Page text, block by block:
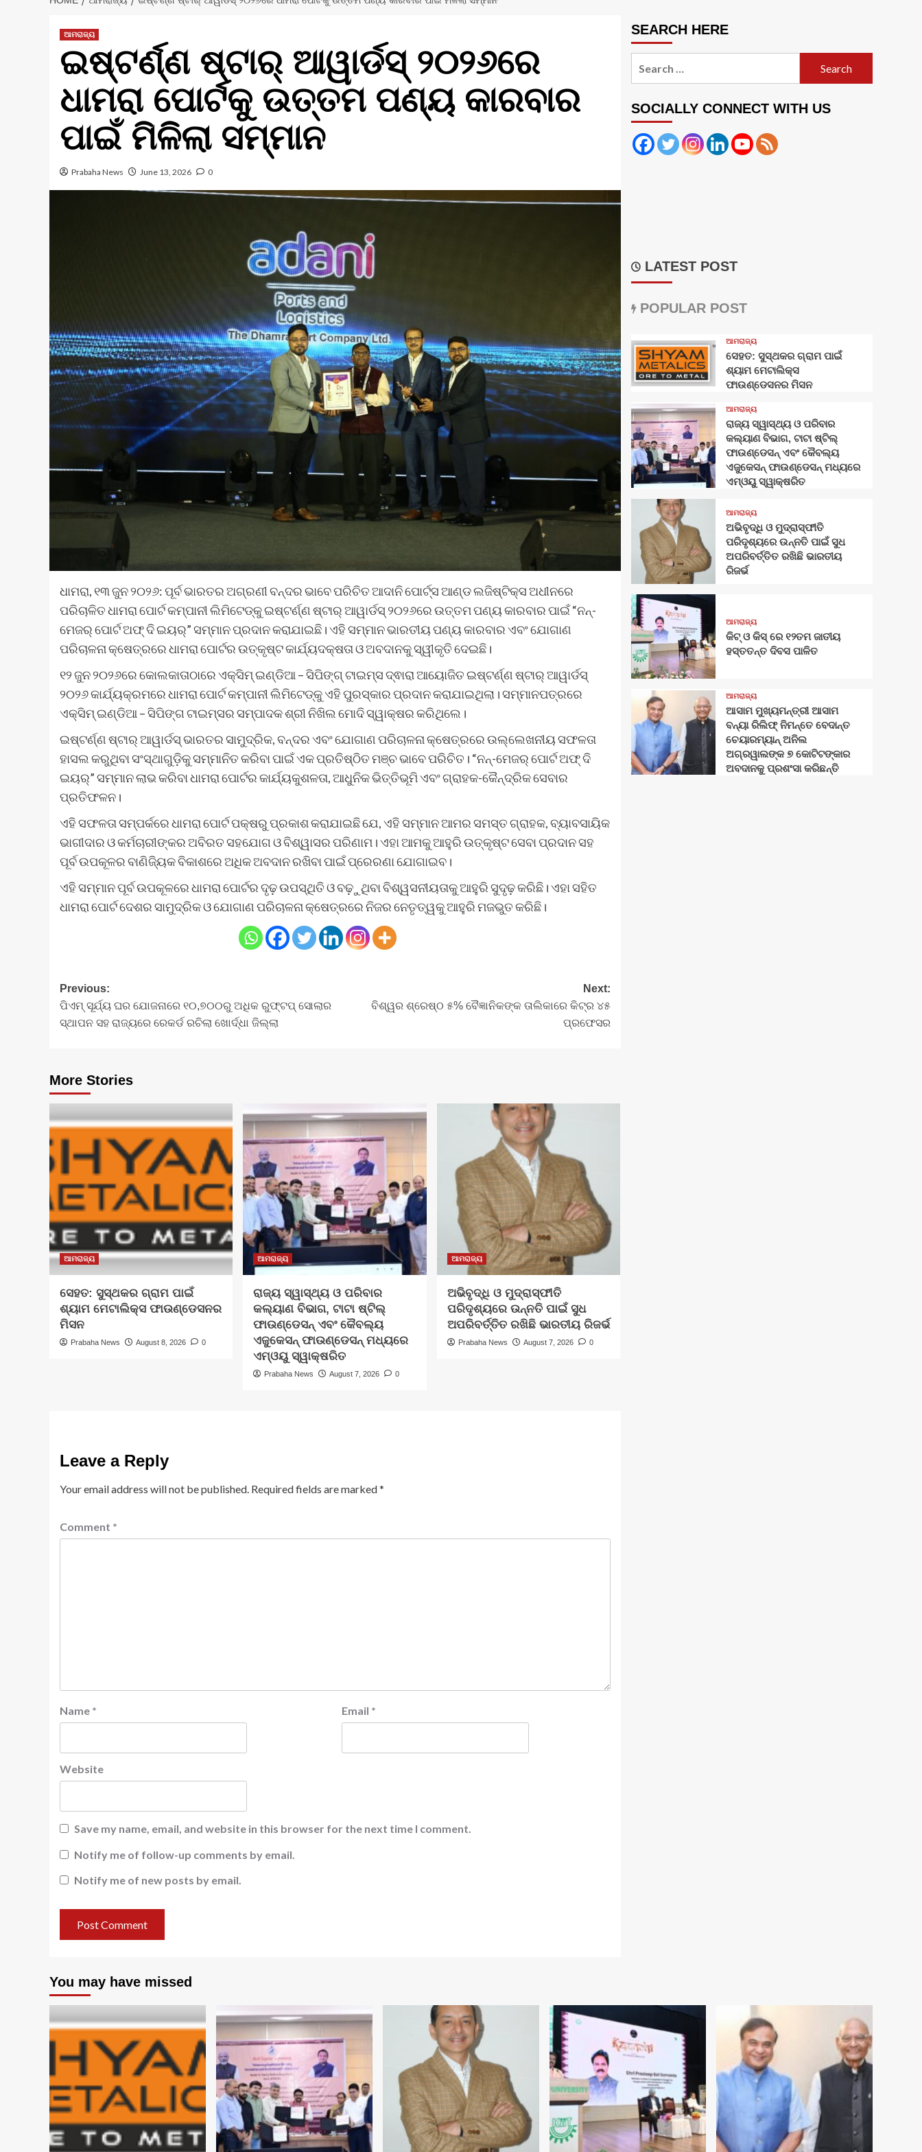
ଆମରାଜ୍ୟ
ଇଷ୍ଟର୍ଣ୍ଣ ଷ୍ଟାର୍ ଆୱାର୍ଡସ୍ ୨୦୨୬ରେ
ଧାମରା ପୋର୍ଟକୁ ଉତ୍ତମ ପଣ୍ୟ କାରବାର
ପାଇଁ ମିଳିଲା ସମ୍ମାନ
Prabaha News June 13, 2026 0
ଧାମରା, ୧୩ ଜୁନ ୨୦୨୬: ପୂର୍ବ ଭାରତର ଅଗ୍ରଣୀ ବନ୍ଦର ଭାବେ ପରିଚିତ ଆଦାନି ପୋର୍ଟ୍ସ ଆଣ୍ଡ ଲଜିଷ୍ଟିକ୍ସ ଅଧୀନରେ
ପରିଚାଳିତ ଧାମରା ପୋର୍ଟ କମ୍ପାନୀ ଲିମିଟେଡ୍‌କୁ ଇଷ୍ଟର୍ଣ୍ଣ ଷ୍ଟାର୍ ଆୱାର୍ଡସ୍ ୨୦୨୬ରେ ଉତ୍ତମ ପଣ୍ୟ କାରବାର ପାଇଁ “ନନ୍-
ମେଜର୍ ପୋର୍ଟ ଅଫ୍ ଦି ଇୟର୍” ସମ୍ମାନ ପ୍ରଦାନ କରାଯାଇଛି। ଏହି ସମ୍ମାନ ଭାରତୀୟ ପଣ୍ୟ କାରବାର ଏବଂ ଯୋଗାଣ
ପରିଚାଳନା କ୍ଷେତ୍ରରେ ଧାମରା ପୋର୍ଟର ଉତ୍କୃଷ୍ଟ କାର୍ଯ୍ୟଦକ୍ଷତା ଓ ଅବଦାନକୁ ସ୍ୱୀକୃତି ଦେଇଛି।
୧୨ ଜୁନ ୨୦୨୬ରେ କୋଲକାତାଠାରେ ଏକ୍ସିମ୍‌ ଇଣ୍ଡିଆ – ସିପିଙ୍ଗ୍ ଟାଇମ୍ସ ଦ୍ଵାରା ଆୟୋଜିତ ଇଷ୍ଟର୍ଣ୍ଣ ଷ୍ଟାର୍ ଆୱାର୍ଡସ୍
୨୦୨୬ କାର୍ଯ୍ୟକ୍ରମରେ ଧାମରା ପୋର୍ଟ କମ୍ପାନୀ ଲିମିଟେଡ୍‌କୁ ଏହି ପୁରସ୍କାର ପ୍ରଦାନ କରାଯାଇଥିଲା। ସମ୍ମାନପତ୍ରରେ
ଏକ୍ସିମ୍‌ ଇଣ୍ଡିଆ – ସିପିଙ୍ଗ ଟାଇମ୍ସର ସମ୍ପାଦକ ଶ୍ରୀ ନିଖିଲ ମୋଦି ସ୍ୱାକ୍ଷର କରିଥିଲେ।
ଇଷ୍ଟର୍ଣ୍ଣ ଷ୍ଟାର୍ ଆୱାର୍ଡସ୍ ଭାରତର ସାମୁଦ୍ରିକ, ବନ୍ଦର ଏବଂ ଯୋଗାଣ ପରିଚାଳନା କ୍ଷେତ୍ରରେ ଉଲ୍ଲେଖନୀୟ ସଫଳତା
ହାସଲ କରୁଥିବା ସଂସ୍ଥାଗୁଡ଼ିକୁ ସମ୍ମାନିତ କରିବା ପାଇଁ ଏକ ପ୍ରତିଷ୍ଠିତ ମଞ୍ଚ ଭାବେ ପରିଚିତ। “ନନ୍-ମେଜର୍ ପୋର୍ଟ ଅଫ୍ ଦି
ଇୟର୍” ସମ୍ମାନ ଲାଭ କରିବା ଧାମରା ପୋର୍ଟର କାର୍ଯ୍ୟକୁଶଳତା, ଆଧୁନିକ ଭିତ୍ତିଭୂମି ଏବଂ ଗ୍ରାହକ-କୈନ୍ଦ୍ରିକ ସେବାର
ପ୍ରତିଫଳନ।
ଏହି ସଫଳତା ସମ୍ପର୍କରେ ଧାମରା ପୋର୍ଟ ପକ୍ଷରୁ ପ୍ରକାଶ କରାଯାଇଛି ଯେ, ଏହି ସମ୍ମାନ ଆମର ସମସ୍ତ ଗ୍ରାହକ, ବ୍ୟାବସାୟିକ
ଭାଗୀଦାର ଓ କର୍ମଚାରୀଙ୍କର ଅବିରତ ସହଯୋଗ ଓ ବିଶ୍ୱାସର ପରିଣାମ। ଏହା ଆମକୁ ଆହୁରି ଉତ୍କୃଷ୍ଟ ସେବା ପ୍ରଦାନ ସହ
ପୂର୍ବ ଉପକୂଳର ବାଣିଜ୍ୟିକ ବିକାଶରେ ଅଧିକ ଅବଦାନ ରଖିବା ପାଇଁ ପ୍ରେରଣା ଯୋଗାଇବ।
ଏହି ସମ୍ମାନ ପୂର୍ବ ଉପକୂଳରେ ଧାମରା ପୋର୍ଟର ଦୃଢ଼ ଉପସ୍ଥିତି ଓ ବଢ଼ୁଥିବା ବିଶ୍ୱସନୀୟତାକୁ ଆହୁରି ସୁଦୃଢ଼ କରିଛି। ଏହା ସହିତ
ଧାମରା ପୋର୍ଟ ଦେଶର ସାମୁଦ୍ରିକ ଓ ଯୋଗାଣ ପରିଚାଳନା କ୍ଷେତ୍ରରେ ନିଜର ନେତୃତ୍ୱକୁ ଆହୁରି ମଜଭୁତ କରିଛି।
Post
navigation
Previous:
ପିଏମ୍ ସୂର୍ଯ୍ୟ ଘର ଯୋଜନାରେ ୧୦,୭୦୦ରୁ ଅଧିକ ରୁଫ୍‌ଟପ୍ ସୋଲାର
ସ୍ଥାପନ ସହ ରାଜ୍ୟରେ ରେକର୍ଡ ରଚିଲା ଖୋର୍ଦ୍ଧା ଜିଲ୍ଲା
Next:
ବିଶ୍ୱର ଶ୍ରେଷ୍ଠ ୫% ବୈଜ୍ଞାନିକଙ୍କ ତାଲିକାରେ କିଟ୍‍ର ୪୫
ପ୍ରଫେସର
More Stories
ଆମରାଜ୍ୟ
ସେହତ: ସୁସ୍ଥକର ଗ୍ରାମ ପାଇଁ
ଶ୍ୟାମ ମେଟାଲିକ୍ସ ଫାଉଣ୍ଡେସନର
ମିସନ
Prabaha News August 8, 2026 0
ଆମରାଜ୍ୟ
ରାଜ୍ୟ ସ୍ୱାସ୍ଥ୍ୟ ଓ ପରିବାର
କଲ୍ୟାଣ ବିଭାଗ, ଟାଟା ଷ୍ଟିଲ୍
ଫାଉଣ୍ଡେସନ୍ ଏବଂ କୈବଲ୍ୟ
ଏଜୁକେସନ୍ ଫାଉଣ୍ଡେସନ୍ ମଧ୍ୟରେ
ଏମ୍‌ଓୟୁ ସ୍ୱାକ୍ଷରିତ
Prabaha News August 7, 2026 0
ଆମରାଜ୍ୟ
ଅଭିବୃଦ୍ଧି ଓ ମୁଦ୍ରାସ୍ଫୀତି
ପରିଦୃଶ୍ୟରେ ଉନ୍ନତି ପାଇଁ ସୁଧ
ଅପରିବର୍ତ୍ତିତ ରଖିଛି ଭାରତୀୟ ରିଜର୍ଭ
Prabaha News August 7, 2026 0
Leave a Reply
Your email address will not be published. Required fields are marked*
Comment *
Name * Email *
Website
Save my name, email, and website in this browser for the next time I comment.
Notify me of follow-up comments by email.
Notify me of new posts by email.
SEARCH HERE
SOCIALLY CONNECT WITH US
LATEST POST
POPULAR POST
ଆମରାଜ୍ୟ
ସେହତ: ସୁସ୍ଥକର ଗ୍ରାମ ପାଇଁ
ଶ୍ୟାମ ମେଟାଲିକ୍ସ
ଫାଉଣ୍ଡେସନର ମିସନ
ଆମରାଜ୍ୟ
ରାଜ୍ୟ ସ୍ୱାସ୍ଥ୍ୟ ଓ ପରିବାର
କଲ୍ୟାଣ ବିଭାଗ, ଟାଟା ଷ୍ଟିଲ୍
ଫାଉଣ୍ଡେସନ୍ ଏବଂ କୈବଲ୍ୟ
ଏଜୁକେସନ୍ ଫାଉଣ୍ଡେସନ୍ ମଧ୍ୟରେ
ଏମ୍‌ଓୟୁ ସ୍ୱାକ୍ଷରିତ
ଆମରାଜ୍ୟ
ଅଭିବୃଦ୍ଧି ଓ ମୁଦ୍ରାସ୍ଫୀତି
ପରିଦୃଶ୍ୟରେ ଉନ୍ନତି ପାଇଁ ସୁଧ
ଅପରିବର୍ତ୍ତିତ ରଖିଛି ଭାରତୀୟ
ରିଜର୍ଭ
ଆମରାଜ୍ୟ
କିଟ୍‍ ଓ କିସ୍‍ ରେ ୧୨ତମ ଜାତୀୟ
ହସ୍ତତନ୍ତ ଦିବସ ପାଳିତ
ଆମରାଜ୍ୟ
ଆସାମ ମୁଖ୍ୟମନ୍ତ୍ରୀ ଆସାମ
ବନ୍ୟା ରିଲିଫ୍ ନିମନ୍ତେ ବେଦାନ୍ତ
ଚେୟାରମ୍ୟାନ୍ ଅନିଲ
ଅଗ୍ରୱାଲଙ୍କ ୭ କୋଟିଟଙ୍କାର
ଅବଦାନକୁ ପ୍ରଶଂସା କରିଛନ୍ତି
You may have missed